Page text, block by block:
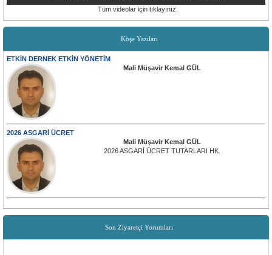
Tüm videolar için tıklayınız.
Köşe Yazıları
ETKİN DERNEK ETKİN YÖNETİM
Mali Müşavir Kemal GÜL
2026 ASGARİ ÜCRET
Mali Müşavir Kemal GÜL
2026 ASGARİ ÜCRET TUTARLARI HK.
Son Ziyaretçi Yorumları